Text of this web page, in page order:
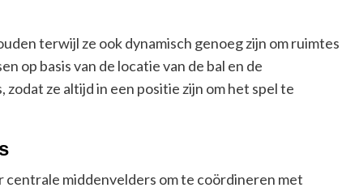
terwijl ze ook dynamisch genoeg zijn om ruimtes
op basis van de locatie van de bal en de
ze altijd in een positie zijn om het spel te
middenvelders om te coördineren met